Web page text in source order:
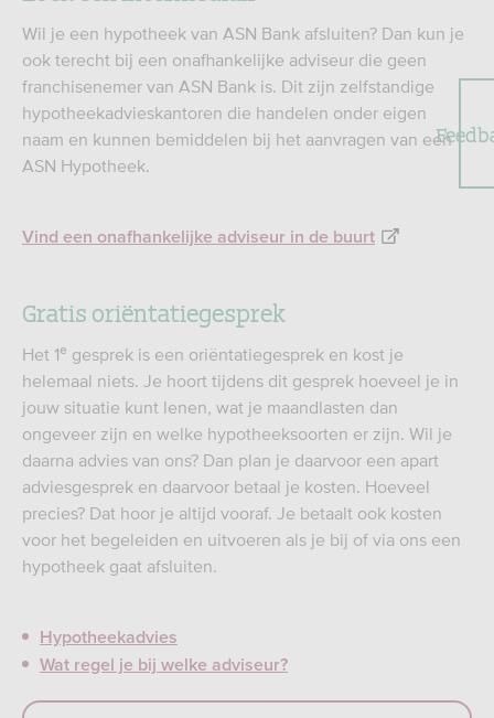
Wil je een hypotheek van ASN Bank afsluiten? Dan kun je
ook terecht bij een onafhankelijke adviseur die geen
franchisenemer van ASN Bank is. Dit zijn zelfstandige
hypotheekadvieskantoren die handelen onder eigen
naam en kunnen bemiddelen bij het aanvragen van een
ASN Hypotheek.
Vind een onafhankelijke adviseur in de buurt
Gratis oriëntatiegesprek
Het 1e gesprek is een oriëntatiegesprek en kost je
helemaal niets. Je hoort tijdens dit gesprek hoeveel je in
jouw situatie kunt lenen, wat je maandlasten dan
ongeveer zijn en welke hypotheeksoorten er zijn. Wil je
daarna advies van ons? Dan plan je daarvoor een apart
adviesgesprek en daarvoor betaal je kosten. Hoeveel
precies? Dat hoor je altijd vooraf. Je betaalt ook kosten
voor het begeleiden en uitvoeren als je bij of via ons een
hypotheek gaat afsluiten.
Hypotheekadvies
Wat regel je bij welke adviseur?